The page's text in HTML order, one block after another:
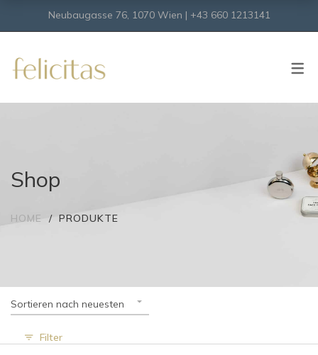
Neubaugasse 76, 1070 Wien | +43 660 1213141
Shop
HOME PRODUKTE
Sortieren nach neuesten
Filter